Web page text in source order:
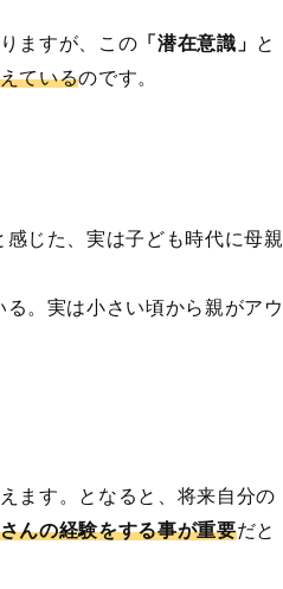
ますが、この 「潜在意識」 と
ているのです。
じた、実は子ども時代に母親
。実は小さい頃から親がアウ
ます。となると、将来自分の
んの経験をする事が重要だと